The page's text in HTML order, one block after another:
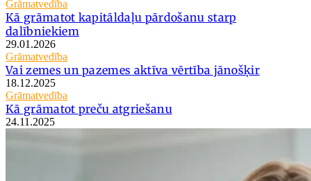
Grāmatvedība
Kā grāmatot kapitāldaļu pārdošanu starp
dalībniekiem
29.01.2026
Grāmatvedība
Vai zemes un pazemes aktīva vērtība jānošķir
18.12.2025
Grāmatvedība
Kā grāmatot preču atgriešanu
24.11.2025